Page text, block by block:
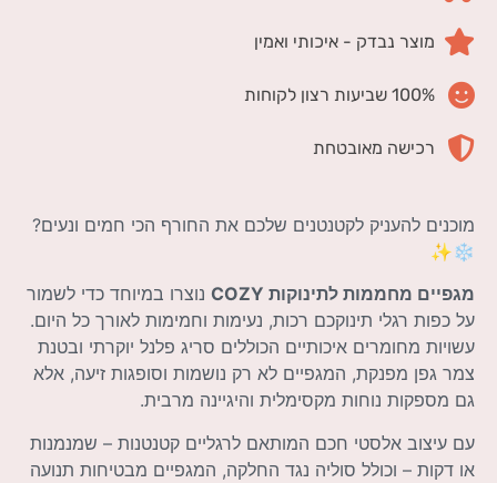
מוצר נבדק - איכותי ואמין
100% שביעות רצון לקוחות
רכישה מאובטחת
מוכנים להעניק לקטנטנים שלכם את החורף הכי חמים ונעים?
❄️✨
מגפיים מחממות לתינוקות COZY
נוצרו במיוחד כדי לשמור
על כפות רגלי תינוקכם רכות, נעימות וחמימות לאורך כל היום.
עשויות מחומרים איכותיים הכוללים סריג פלנל יוקרתי ובטנת
צמר גפן מפנקת, המגפיים לא רק נושמות וסופגות זיעה, אלא
גם מספקות נוחות מקסימלית והיגיינה מרבית.
עם עיצוב אלסטי חכם המותאם לרגליים קטנטנות – שמנמנות
או דקות – וכולל סוליה נגד החלקה, המגפיים מבטיחות תנועה